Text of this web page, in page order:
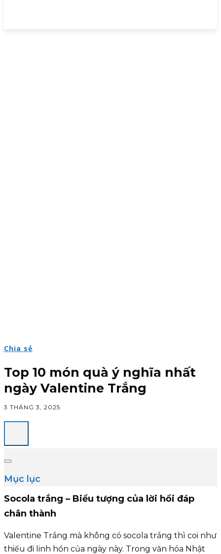
Chia sẻ
Top 10 món quà ý nghĩa nhất
ngày Valentine Trắng
3 THÁNG 3, 2025
Mục lục
Socola trắng – Biểu tượng của lời hồi đáp
chân thành
Valentine Trắng mà không có socola trắng thì coi như
thiếu đi linh hồn của ngày này. Trong văn hóa Nhật